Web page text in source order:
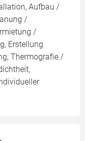
Aufbau /
/
/
Erstellung
Thermografie /